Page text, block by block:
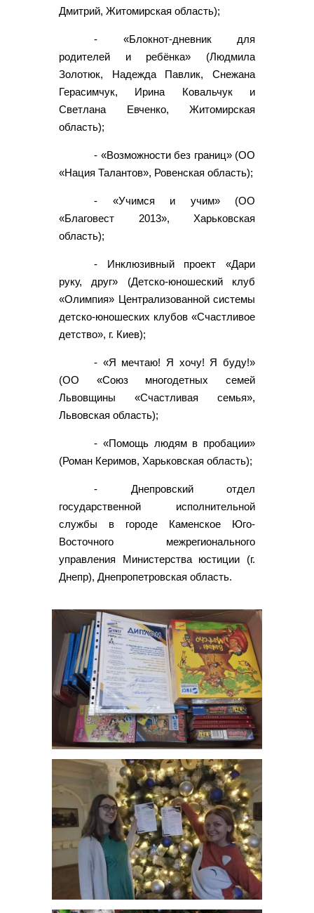
Дмитрий, Житомирская область);
- «Блокнот-дневник для
родителей и ребёнка» (Людмила
Золотюк, Надежда Павлик, Снежана
Герасимчук, Ирина Ковальчук и
Светлана Евченко, Житомирская
область);
- «Возможности без границ» (ОО
«Нация Талантов», Ровенская область);
- «Учимся и учим» (ОО
«Благовест 2013», Харьковская
область);
- Инклюзивный проект «Дари
руку, друг» (Детско-юношеский клуб
«Олимпия» Централизованной системы
детско-юношеских клубов «Счастливое
детство», г. Киев);
- «Я мечтаю! Я хочу! Я буду!»
(ОО «Союз многодетных семей
Львовщины «Счастливая семья»,
Львовская область);
- «Помощь людям в пробации»
(Роман Керимов, Харьковская область);
- Днепровский отдел
государственной исполнительной
службы в городе Каменское Юго-
Восточного межрегионального
управления Министерства юстиции (г.
Днепр), Днепропетровская область.